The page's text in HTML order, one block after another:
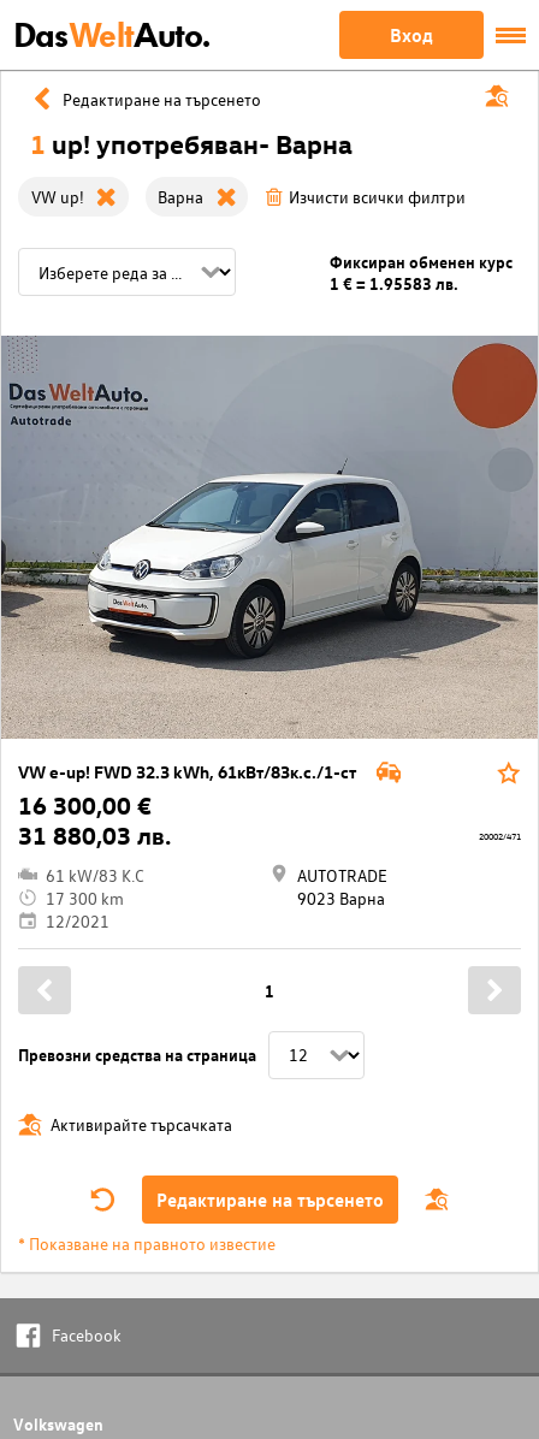
DasWeltAuto. Вход
Редактиране на търсенето
1 up! употребяван- Варна
VW up! Варна Изчисти всички филтри
Фиксиран обменен курс
1 € = 1.95583 лв.
VW e-up! FWD 32.3 kWh, 61кВт/83к.с./1-ст
16 300,00 €
31 880,03 лв.
61 kW/83 K.C
17 300 km
12/2021
AUTOTRADE
9023 Варна
20002/471
Превозни средства на страница
1
Активирайте търсачката
Редактиране на търсенето
* Показване на правното известие
Facebook
Volkswagen